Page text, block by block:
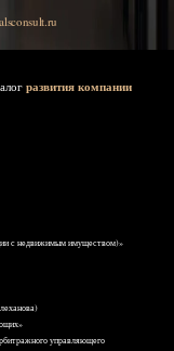
развития компании
с недвижимым имуществом)»
управляющего